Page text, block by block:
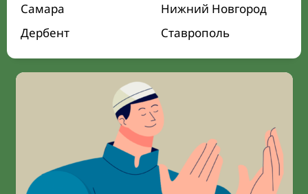
Самара
Нижний Новгород
Дербент
Ставрополь